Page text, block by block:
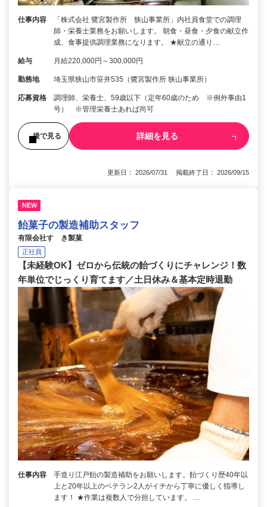
仕事内容
「株式会社 鷺宮製作所 狭山事業所」内社員食堂での調理
師・栄養士業務をお願いします。 朝食・昼食・夕食の献立作
成、食事提供調理業務になります。 ★献立の通り…
給与 月給220,000円～300,000円
勤務地 埼玉県狭山市笹井535（鷺宮製作所 狭山事業所）
応募資格
調理師、栄養士、59歳以下（定年60歳のため ※例外事由1
号） ※管理栄養士あれば尚可
後で見る 詳細を見る
更新日： 2026/07/31 掲載終了日： 2026/09/15
NEW
飴菓子の製造補助スタッフ
有限会社すゞき製菓
正社員
【未経験OK】ゼロから伝統の飴づくりにチャレンジ！数
年単位でじっくり育てます／土日休み＆基本定時退勤
仕事内容
手造り江戸飴の製造補助をお願いします。飴づくり歴40年以
上と20年以上のベテラン2人がイチから丁寧に優しく指導し
ます！ ★作業は複数人で分担しています。 …